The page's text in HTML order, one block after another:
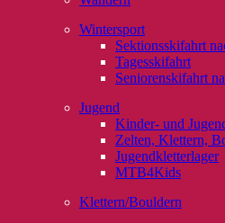
Wintersport
Sektionsskifahrt
Tagesskifahrt
Seniorenskifahrt
Jugend
Kinder- und
Zelten, Klettern,
Jugendkletterlager
MTB4Kids
Klettern/Bouldern